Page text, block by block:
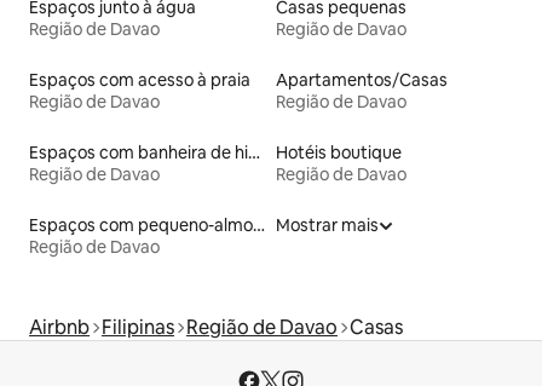
Espaços junto à água
Região de Davao
Casas pequenas
Região de Davao
Espaços com acesso à praia
Região de Davao
Apartamentos/Casas
Região de Davao
Espaços com banheira de hidromassagem
Região de Davao
Hotéis boutique
Região de Davao
Espaços com pequeno-almoço
Região de Davao
Mostrar mais
Airbnb Filipinas Região de Davao Casas